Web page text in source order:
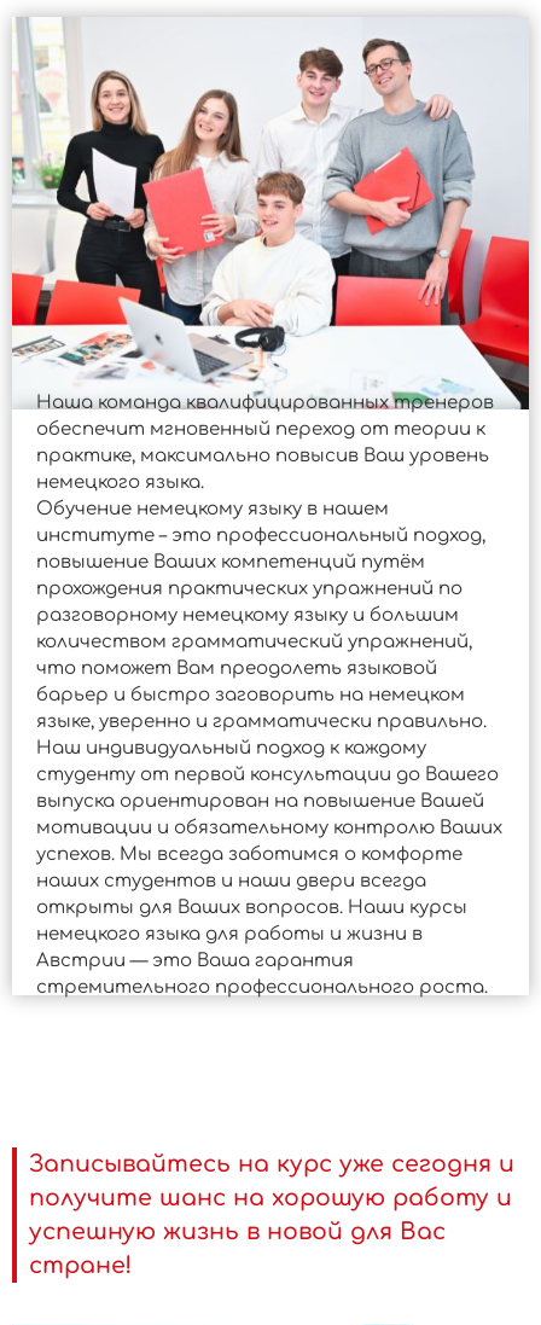
Наша команда квалифицированных тренеров
обеспечит мгновенный переход от теории к
практике, максимально повысив Ваш уровень
немецкого языка.
Обучение немецкому языку в нашем
институте – это профессиональный подход,
повышение Ваших компетенций путём
прохождения практических упражнений по
разговорному немецкому языку и большим
количеством грамматический упражнений,
что поможет Вам преодолеть языковой
барьер и быстро заговорить на немецком
языке, уверенно и грамматически правильно.
Наш индивидуальный подход к каждому
студенту от первой консультации до Вашего
выпуска ориентирован на повышение Вашей
мотивации и обязательному контролю Ваших
успехов. Мы всегда заботимся о комфорте
наших студентов и наши двери всегда
открыты для Ваших вопросов. Наши курсы
немецкого языка для работы и жизни в
Австрии — это Ваша гарантия
стремительного профессионального роста.
Записывайтесь на курс уже сегодня и
получите шанс на хорошую работу и
успешную жизнь в новой для Вас
стране!